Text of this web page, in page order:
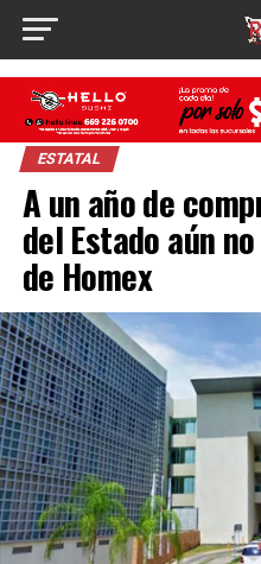
ESTATAL
A un año de
del Estado aún
de Homex